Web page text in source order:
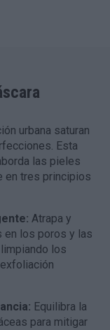
urbana saturan
Esta
las pieles
en tres principios
Atrapa y
en los poros y las
los
Equilibra la
para mitigar